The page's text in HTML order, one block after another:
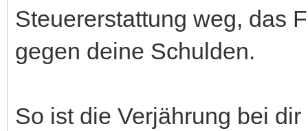
Steuererstattung weg, das
gegen deine Schulden.
So ist die Verjährung bei